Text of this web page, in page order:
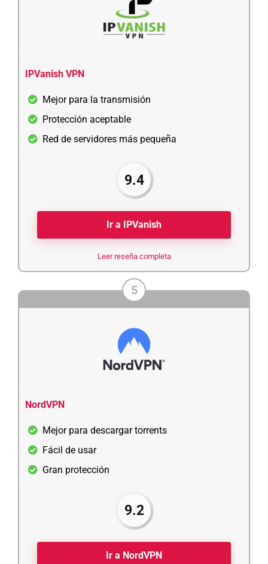
IPVanish VPN
Mejor para la transmisión
Protección aceptable
Red de servidores más pequeña
9.4
Ir a IPVanish
Leer reseña completa
5
NordVPN
Mejor para descargar torrents
Fácil de usar
Gran protección
9.2
Ir a NordVPN